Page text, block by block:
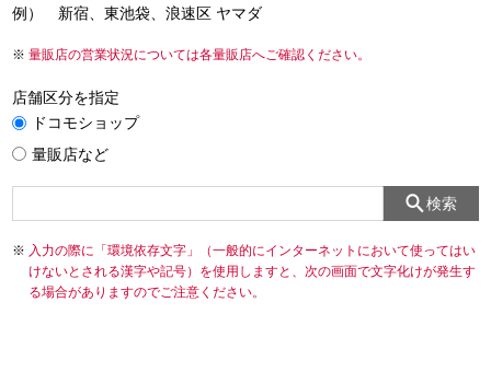
例） 新宿、東池袋、浪速区 ヤマダ
量販店の営業状況については各量販店へご確認ください。
店舗区分を指定
ドコモショップ
量販店など
検索
入力の際に「環境依存文字」（一般的にインターネットにおいて使ってはい
けないとされる漢字や記号）を使用しますと、次の画面で文字化けが発生す
る場合がありますのでご注意ください。